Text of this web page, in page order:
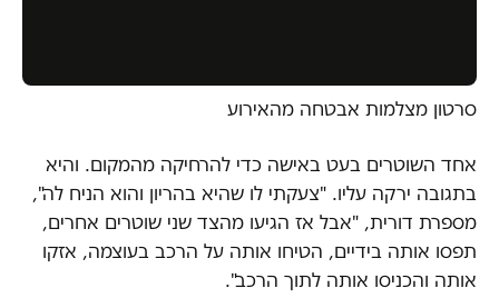
סרטון מצלמות אבטחה מהאירוע
אחד השוטרים בעט באישה כדי להרחיקה מהמקום. והיא
בתגובה ירקה עליו. "צעקתי לו שהיא בהריון והוא הניח לה",
מספרת דורית, "אבל אז הגיעו מהצד שני שוטרים אחרים,
תפסו אותה בידיים, הטיחו אותה על הרכב בעוצמה, אזקו
אותה והכניסו אותה לתוך הרכב".